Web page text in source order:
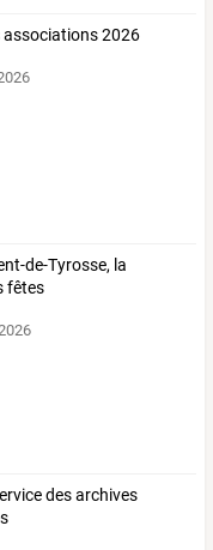
associations 2026
de-Tyrosse, la
fêtes
des archives